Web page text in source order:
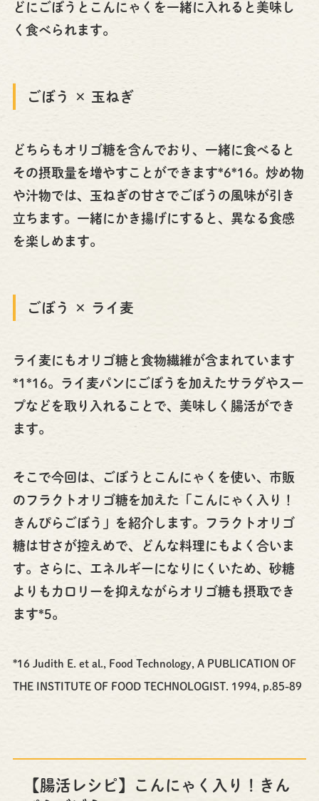
どにごぼうとこんにゃくを一緒に入れると美味し
く食べられます。
ごぼう × 玉ねぎ
どちらもオリゴ糖を含んでおり、一緒に食べると
その摂取量を増やすことができます*6*16。炒め物
や汁物では、玉ねぎの甘さでごぼうの風味が引き
立ちます。一緒にかき揚げにすると、異なる食感
を楽しめます。
ごぼう × ライ麦
ライ麦にもオリゴ糖と食物繊維が含まれています
*1*16。ライ麦パンにごぼうを加えたサラダやスー
プなどを取り入れることで、美味しく腸活ができ
ます。
そこで今回は、ごぼうとこんにゃくを使い、市販
のフラクトオリゴ糖を加えた「こんにゃく入り！
きんぴらごぼう」を紹介します。フラクトオリゴ
糖は甘さが控えめで、どんな料理にもよく合いま
す。さらに、エネルギーになりにくいため、砂糖
よりもカロリーを抑えながらオリゴ糖も摂取でき
ます*5。
*16 Judith E. et al., Food Technology, A PUBLICATION OF
THE INSTITUTE OF FOOD TECHNOLOGIST. 1994, p.85-89
【腸活レシピ】こんにゃく入り！きん